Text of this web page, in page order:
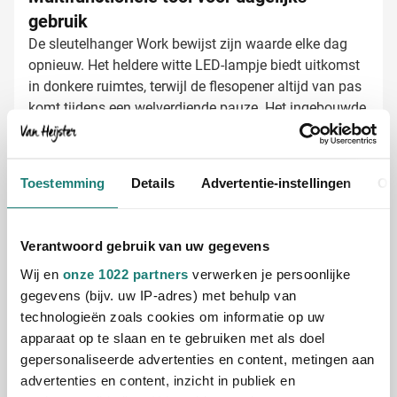
Toestemming Details Advertentie-instellingen
Verantwoord gebruik van uw gegevens
Wij en onze 1022 partners verwerken je persoonlijke
gegevens (bijv. uw IP-adres) met behulp van
technologieën zoals cookies om informatie op uw
apparaat op te slaan en te gebruiken met als doel
gepersonaliseerde advertenties en content, metingen aan
advertenties en content, inzicht in publiek en
gebruik
De sleutelhanger Work bewijst zijn waarde elke dag
opnieuw. Het heldere witte LED-lampje biedt uitkomst
in donkere ruimtes, terwijl de flesopener altijd van pas
komt tijdens een welverdiende pauze. Het ingebouwde
meetlint van 1 meter maakt deze sleutelhanger
compleet en onmisbaar voor iedereen die regelmatig
Sleutelhanger Work laten bedrukken met
sleutelhanger een krachtige brand ambassador:
weergave van je logo
Bedrukking met je bedrijfsnaam of slogan
Grote en duidelijke bedrukkingsruimte voor optimale
zichtbaarheid
Gratis digitaal voorbeeld van je bedrukte